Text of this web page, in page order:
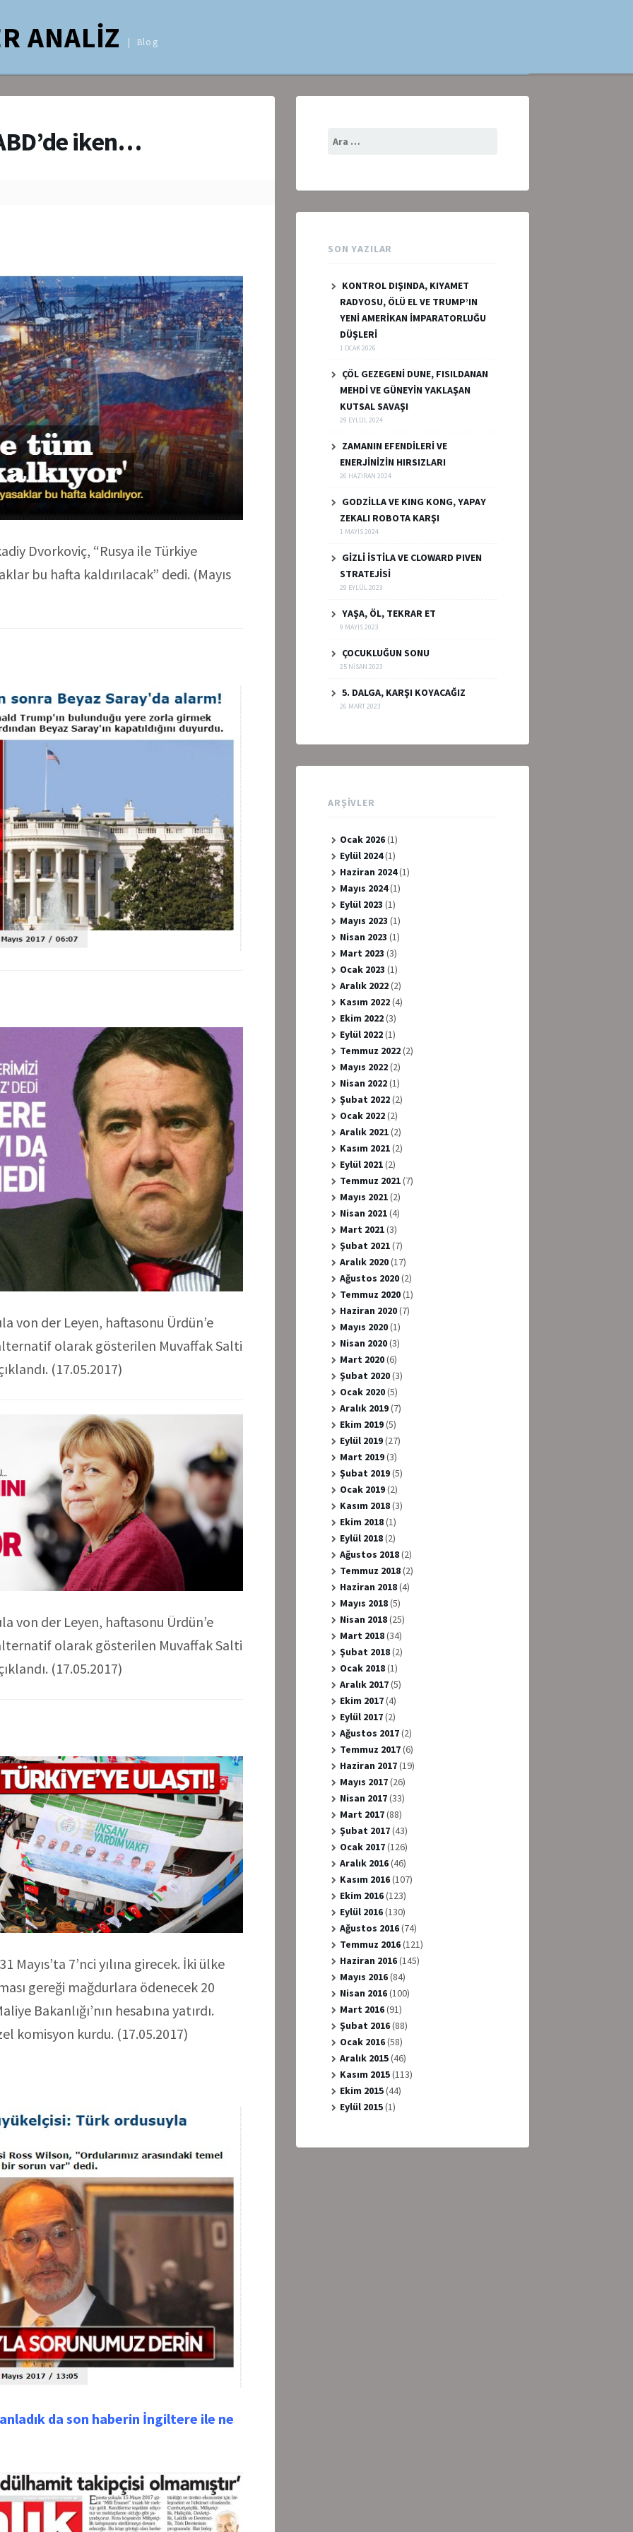
ANALİZ Blog
iken…
Dvorkoviç, “Rusya ile Türkiye
bu hafta kaldırılacak” dedi. (Mayıs
von der Leyen, haftasonu Ürdün’e
olarak gösterilen Muvaffak Salti
(17.05.2017)
von der Leyen, haftasonu Ürdün’e
olarak gösterilen Muvaffak Salti
(17.05.2017)
Mayıs’ta 7’nci yılına girecek. İki ülke
gereği mağdurlara ödenecek 20
Bakanlığı’nın hesabına yatırdı.
komisyon kurdu. (17.05.2017)
da son haberin İngiltere ile ne
SON YAZILAR
KONTROL DIŞINDA, KIYAMET
RADYOSU, ÖLÜ EL VE TRUMP’IN
YENİ AMERİKAN İMPARATORLUĞU
DÜŞLERİ
1 OCAK 2026
ÇÖL GEZEGENİ DUNE, FISILDANAN
MEHDİ VE GÜNEYİN YAKLAŞAN
KUTSAL SAVAŞI
29 EYLÜL 2024
ZAMANIN EFENDİLERİ VE
ENERJİNİZİN HIRSIZLARI
26 HAZIRAN 2024
GODZİLLA VE KING KONG, YAPAY
ZEKALI ROBOTA KARŞI
1 MAYIS 2024
GİZLİ İSTİLA VE CLOWARD PIVEN
STRATEJİSİ
29 EYLÜL 2023
YAŞA, ÖL, TEKRAR ET
9 MAYIS 2023
ÇOCUKLUĞUN SONU
25 NISAN 2023
5. DALGA, KARŞI KOYACAĞIZ
26 MART 2023
ARŞIVLER
Ocak 2026(1)
Eylül 2024(1)
Haziran 2024(1)
Mayıs 2024(1)
Eylül 2023 (1)
Mayıs 2023 (1)
Nisan 2023 (1)
Mart 2023 (3)
Ocak 2023 (1)
Aralık 2022(2)
Kasım 2022(4)
Ekim 2022(3)
Eylül 2022(1)
Temmuz 2022(2)
Mayıs 2022(2)
Nisan 2022(1)
Şubat 2022(2)
Ocak 2022(2)
Aralık 2021(2)
Kasım 2021(2)
Eylül 2021(2)
Temmuz 2021(7)
Mayıs 2021(2)
Nisan 2021(4)
Mart 2021(3)
Şubat 2021(7)
Aralık 2020(17)
Ağustos 2020(2)
Temmuz 2020(1)
Haziran 2020(7)
Mayıs 2020(1)
Nisan 2020(3)
Mart 2020(6)
Şubat 2020(3)
Ocak 2020(5)
Aralık 2019(7)
Ekim 2019(5)
Eylül 2019(27)
Mart 2019(3)
Şubat 2019(5)
Ocak 2019(2)
Kasım 2018(3)
Ekim 2018(1)
Eylül 2018(2)
Ağustos 2018(2)
Temmuz 2018(2)
Haziran 2018(4)
Mayıs 2018(5)
Nisan 2018(25)
Mart 2018(34)
Şubat 2018(2)
Ocak 2018(1)
Aralık 2017(5)
Ekim 2017(4)
Eylül 2017(2)
Ağustos 2017(2)
Temmuz 2017(6)
Haziran 2017(19)
Mayıs 2017(26)
Nisan 2017(33)
Mart 2017(88)
Şubat 2017(43)
Ocak 2017(126)
Aralık 2016(46)
Kasım 2016(107)
Ekim 2016(123)
Eylül 2016(130)
Ağustos 2016(74)
Temmuz 2016(121)
Haziran 2016(145)
Mayıs 2016(84)
Nisan 2016(100)
Mart 2016(91)
Şubat 2016(88)
Ocak 2016(58)
Aralık 2015(46)
Kasım 2015(113)
Ekim 2015(44)
Eylül 2015(1)